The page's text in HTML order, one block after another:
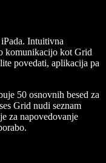
Intuitivna
komunikacijo kot Grid
povedati, aplikacija pa
50 osnovnih besed za
Grid nudi seznam
za napovedovanje